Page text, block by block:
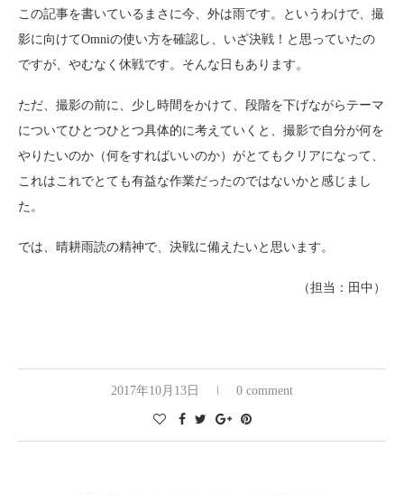
この記事を書いているまさに今、外は雨です。というわけで、撮
影に向けてOmniの使い方を確認し、いざ決戦！と思っていたの
ですが、やむなく休戦です。そんな日もあります。
ただ、撮影の前に、少し時間をかけて、段階を下げながらテーマ
についてひとつひとつ具体的に考えていくと、撮影で自分が何を
やりたいのか（何をすればいいのか）がとてもクリアになって、
これはこれでとても有益な作業だったのではないかと感じまし
た。
では、晴耕雨読の精神で、決戦に備えたいと思います。
（担当：田中）
2017年10月13日 0 comment